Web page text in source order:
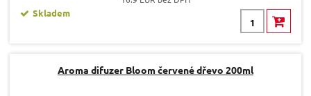
Skladem
Aroma difuzer Bloom červené dřevo 200ml